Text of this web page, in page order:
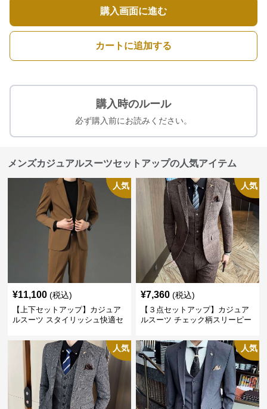
購入画面に進む
カートに追加する
購入時のルール
必ず購入前にお読みください。
メンズカジュアルスーツセットアップの人気アイテム
人気
¥11,100 (税込)
【上下セットアップ】カジュア
ルスーツ スタイリッシュ快適セ
人気
¥7,360 (税込)
【３点セットアップ】カジュア
ルスーツ チェック柄スリーピー
人気 人気